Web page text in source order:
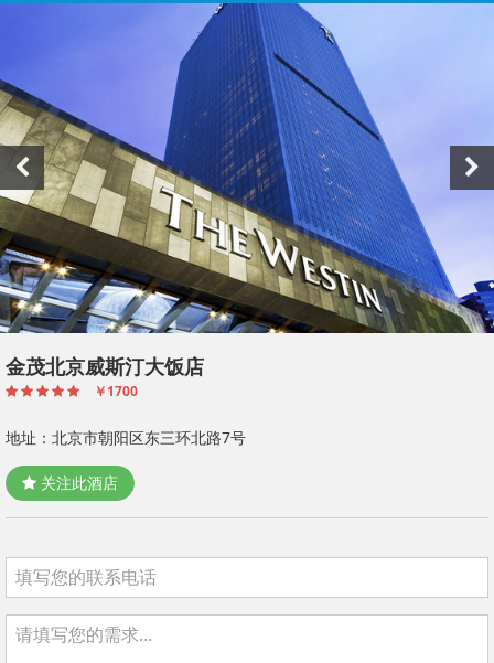
金茂北京威斯汀大饭店
￥1700
地址：北京市朝阳区东三环北路7号
关注此酒店